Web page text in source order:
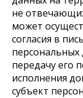
не
может
согласия в
передачу его
исполнения
субъект